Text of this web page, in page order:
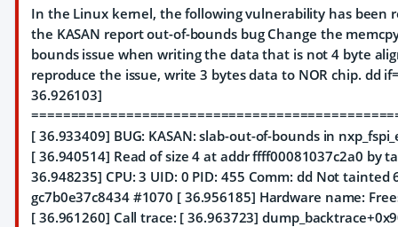
In the Linux kernel, the following vulnerability has been
the KASAN report out-of-bounds bug Change the
bounds issue when writing the data that is not 4 byte
reproduce the issue, write 3 bytes data to NOR chip. dd
36.926103]
[ 36.933409] BUG: KASAN: slab-out-of-bounds in
[ 36.940514] Read of size 4 at addr ffff00081037c2a0 by
36.948235] CPU: 3 UID: 0 PID: 455 Comm: dd Not tainted
gc7b0e37c8434 #1070 [ 36.956185] Hardware name:
[ 36.961260] Call trace: [ 36.963723]